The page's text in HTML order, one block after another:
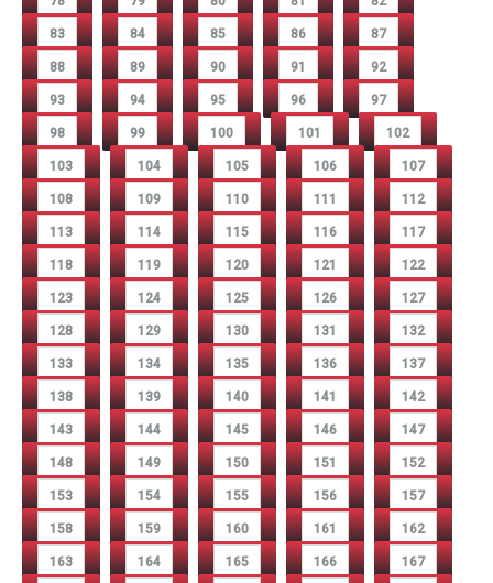
83 84 85 86 87
88 89 90 91 92
93 94 95 96 97
98 99 100 101 102
103 104 105 106 107
108 109 110 111 112
113 114 115 116 117
118 119 120 121 122
123 124 125 126 127
128 129 130 131 132
133 134 135 136 137
138 139 140 141 142
143 144 145 146 147
148 149 150 151 152
153 154 155 156 157
158 159 160 161 162
163 164 165 166 167